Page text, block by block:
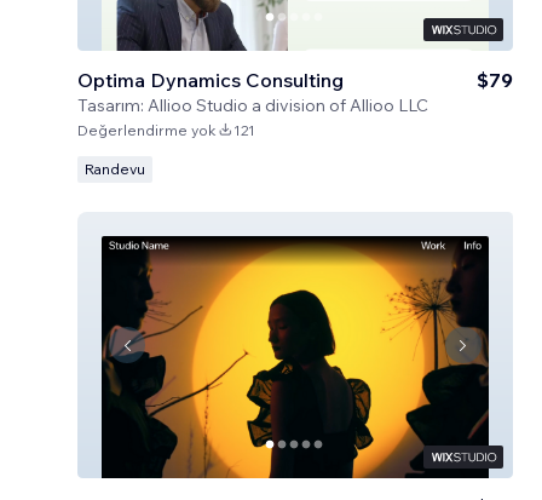
Optima Dynamics Consulting
Tasarım: Allioo Studio a division of Allioo LLC
$79
Değerlendirme yok 121
Randevu